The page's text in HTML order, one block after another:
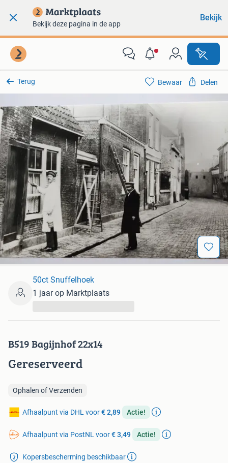
Bekijk deze pagina in de app
Bekijk
Terug Bewaar Delen
B519 Bagijnhof 22x14
Gereserveerd
Ophalen of Verzenden
Afhaalpunt via DHL voor€ 2,89 Actie!
Afhaalpunt via PostNL voor€ 3,49 Actie!
Kopersbescherming beschikbaar
50ct Snuffelhoek
1 jaar op Marktplaats